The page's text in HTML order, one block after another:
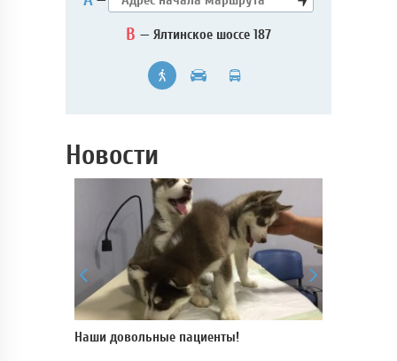
B — Ялтинское шоссе 187
Новости
Наши довольные пациенты!